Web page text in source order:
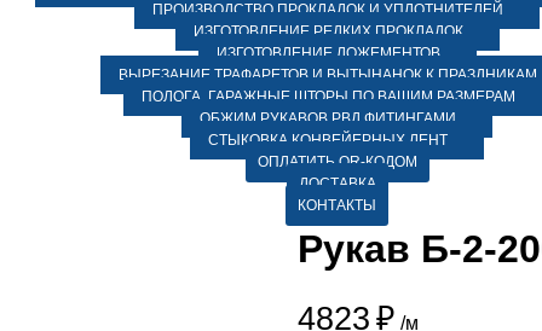
ПРОИЗВОДСТВО ПРОКЛАДОК И УПЛОТНИТЕЛЕЙ
ИЗГОТОВЛЕНИЕ РЕДКИХ ПРОКЛАДОК
ИЗГОТОВЛЕНИЕ ЛОЖЕМЕНТОВ
ВЫРЕЗАНИЕ ТРАФАРЕТОВ И ВЫТЫНАНОК К ПРАЗДНИКАМ
ПОЛОГА, ГАРАЖНЫЕ ШТОРЫ ПО ВАШИМ РАЗМЕРАМ
ОБЖИМ РУКАВОВ РВД ФИТИНГАМИ
СТЫКОВКА КОНВЕЙЕРНЫХ ЛЕНТ
ОПЛАТИТЬ QR-КОДОМ
ДОСТАВКА
КОНТАКТЫ
Рукав Б-2-
4823 ₽ /м